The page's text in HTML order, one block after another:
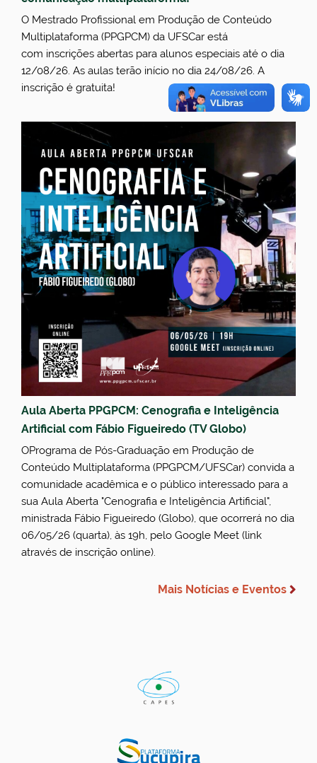
O Mestrado Profissional em Produção de Conteúdo
Multiplataforma (PPGPCM) da UFSCar está
com inscrições abertas para alunos especiais até o dia
12/08/26. As aulas terão início no dia 24/08/26. A
inscrição é gratuita!
Aula Aberta PPGPCM: Cenografia e Inteligência
Artificial com Fábio Figueiredo (TV Globo)
OPrograma de Pós-Graduação em Produção de
Conteúdo Multiplataforma (PPGPCM/UFSCar) convida a
comunidade acadêmica e o público interessado para a
sua Aula Aberta "Cenografia e Inteligência Artificial",
ministrada Fábio Figueiredo (Globo), que ocorrerá no dia
06/05/26 (quarta), às 19h, pelo Google Meet (link
através de inscrição online).
Mais Notícias e Eventos